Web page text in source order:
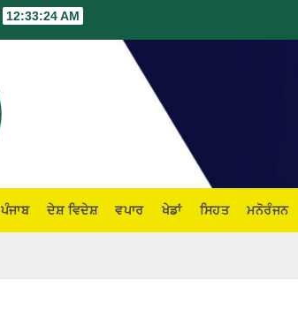
12:33:25 AM
ਪੰਜਾਬ ਦੇਸ਼ ਵਿਦੇਸ਼ ਵਪਾਰ ਖੇਡਾਂ ਸਿਹਤ ਮਨੋਰੰਜਨ